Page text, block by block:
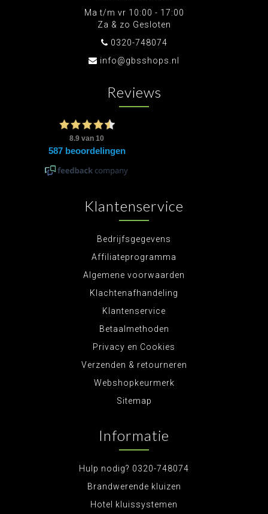
Ma t/m vr 10:00 - 17:00
Za & zo Gesloten
0320-748074
info@gbsshops.nl
Reviews
Klantenservice
Bedrijfsgegevens
Affiliateprogramma
Algemene voorwaarden
Klachtenafhandeling
Klantenservice
Betaalmethoden
Privacy en Cookies
Verzenden & retourneren
Webshopkeurmerk
Sitemap
Informatie
Hulp nodig? 0320-748074
Brandwerende kluizen
Hotel kluissystemen